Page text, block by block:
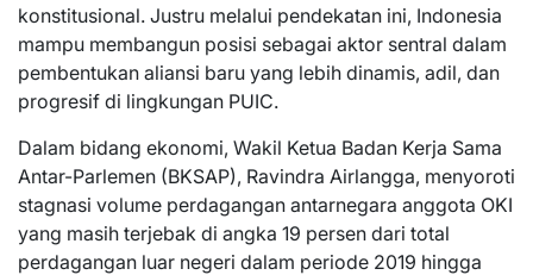
konstitusional. Justru melalui pendekatan ini, Indonesia
mampu membangun posisi sebagai aktor sentral dalam
pembentukan aliansi baru yang lebih dinamis, adil, dan
progresif di lingkungan PUIC.
Dalam bidang ekonomi, Wakil Ketua Badan Kerja Sama
Antar-Parlemen (BKSAP), Ravindra Airlangga, menyoroti
stagnasi volume perdagangan antarnegara anggota OKI
yang masih terjebak di angka 19 persen dari total
perdagangan luar negeri dalam periode 2019 hingga